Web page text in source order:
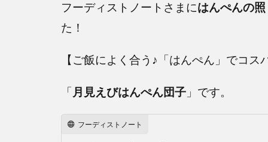
フーディストノートさまにはんぺんの
た！
【ご飯によく合う♪「はんぺん」でコ
「 月見えびはんぺん団子 」です。
フーディストノート